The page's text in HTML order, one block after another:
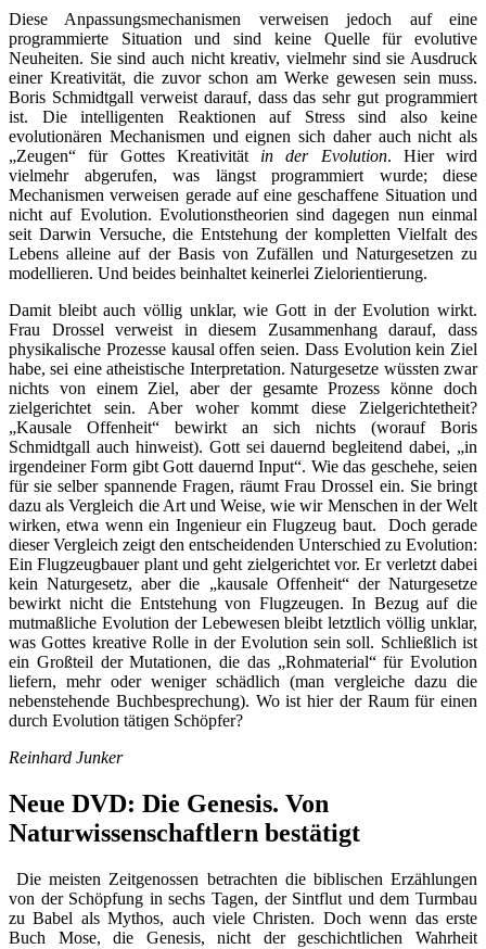
Diese Anpassungsmechanismen verweisen jedoch auf eine
programmierte Situation und sind keine Quelle für evolutive
Neuheiten. Sie sind auch nicht kreativ, vielmehr sind sie Ausdruck
einer Kreativität, die zuvor schon am Werke gewesen sein muss.
Boris Schmidtgall verweist darauf, dass das sehr gut programmiert
ist. Die intelligenten Reaktionen auf Stress sind also keine
evolutionären Mechanismen und eignen sich daher auch nicht als
„Zeugen“ für Gottes Kreativität in der Evolution. Hier wird
vielmehr abgerufen, was längst programmiert wurde; diese
Mechanismen verweisen gerade auf eine geschaffene Situation und
nicht auf Evolution. Evolutionstheorien sind dagegen nun einmal
seit Darwin Versuche, die Entstehung der kompletten Vielfalt des
Lebens alleine auf der Basis von Zufällen und Naturgesetzen zu
modellieren. Und beides beinhaltet keinerlei Zielorientierung.
Damit bleibt auch völlig unklar, wie Gott in der Evolution wirkt.
Frau Drossel verweist in diesem Zusammenhang darauf, dass
physikalische Prozesse kausal offen seien. Dass Evolution kein Ziel
habe, sei eine atheistische Interpretation. Naturgesetze wüssten zwar
nichts von einem Ziel, aber der gesamte Prozess könne doch
zielgerichtet sein. Aber woher kommt diese Zielgerichtetheit?
„Kausale Offenheit“ bewirkt an sich nichts (worauf Boris
Schmidtgall auch hinweist). Gott sei dauernd begleitend dabei, „in
irgendeiner Form gibt Gott dauernd Input“. Wie das geschehe, seien
für sie selber spannende Fragen, räumt Frau Drossel ein. Sie bringt
dazu als Vergleich die Art und Weise, wie wir Menschen in der Welt
wirken, etwa wenn ein Ingenieur ein Flugzeug baut. Doch gerade
dieser Vergleich zeigt den entscheidenden Unterschied zu Evolution:
Ein Flugzeugbauer plant und geht zielgerichtet vor. Er verletzt dabei
kein Naturgesetz, aber die „kausale Offenheit“ der Naturgesetze
bewirkt nicht die Entstehung von Flugzeugen. In Bezug auf die
mutmaßliche Evolution der Lebewesen bleibt letztlich völlig unklar,
was Gottes kreative Rolle in der Evolution sein soll. Schließlich ist
ein Großteil der Mutationen, die das „Rohmaterial“ für Evolution
liefern, mehr oder weniger schädlich (man vergleiche dazu die
nebenstehende Buchbesprechung). Wo ist hier der Raum für einen
durch Evolution tätigen Schöpfer?
Reinhard Junker
Neue DVD: Die Genesis. Von
Naturwissenschaftlern bestätigt
Die meisten Zeitgenossen betrachten die biblischen Erzählungen
von der Schöpfung in sechs Tagen, der Sintflut und dem Turmbau
zu Babel als Mythos, auch viele Christen. Doch wenn das erste
Buch Mose, die Genesis, nicht der geschichtlichen Wahrheit